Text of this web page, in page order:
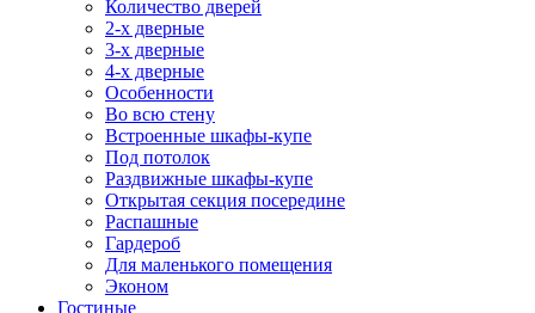
Количество дверей
2-х дверные
3-х дверные
4-х дверные
Особенности
Во всю стену
Встроенные шкафы-купе
Под потолок
Раздвижные шкафы-купе
Открытая секция посередине
Распашные
Гардероб
Для маленького помещения
Эконом
Гостиные